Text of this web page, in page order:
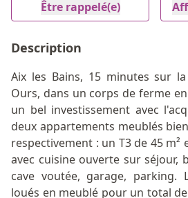
Être rappelé(e)
Description
Aix les Bains, 15 minutes sur
Ours, dans un corps de ferme
un bel investissement avec
deux appartements meublés
respectivement : un T3 de 45 m²
avec cuisine ouverte sur séjour,
cave voutée, garage, parking.
loués en meublé pour un total